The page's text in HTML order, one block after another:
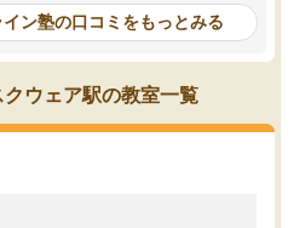
きない人に
のではない
元数が可視化されるので
しながら意欲的に取り組
常に効果を実感している
になった現在も大学受験
して利用しており、自信
すめできる塾です。
ン塾の口コミをもっとみる
ウェア駅の教室一覧